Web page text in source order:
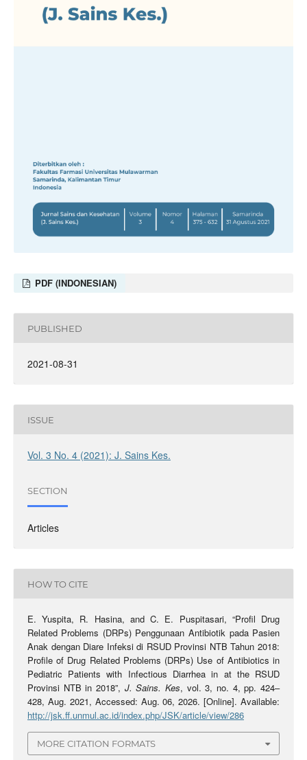
PDF (INDONESIAN)
PUBLISHED
2021-08-31
ISSUE
Vol. 3 No. 4 (2021): J. Sains Kes.
SECTION
Articles
HOW TO CITE
E. Yuspita, R. Hasina, and C. E. Puspitasari, “Profil Drug
Related Problems (DRPs) Penggunaan Antibiotik pada Pasien
Anak dengan Diare Infeksi di RSUD Provinsi NTB Tahun 2018:
Profile of Drug Related Problems (DRPs) Use of Antibiotics in
Pediatric Patients with Infectious Diarrhea in at the RSUD
Provinsi NTB in 2018”, J. Sains. Kes, vol. 3, no. 4, pp. 424–
428, Aug. 2021, Accessed: Aug. 06, 2026. [Online]. Available:
http://jsk.ff.unmul.ac.id/index.php/JSK/article/view/286
MORE CITATION FORMATS